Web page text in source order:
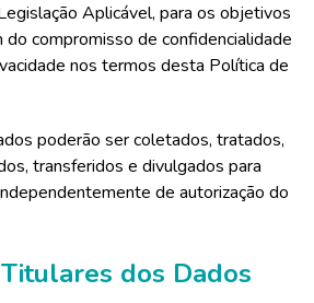
Aplicável, para os objetivos
do compromisso de confidencialidade
nos termos desta Política de
poderão ser coletados, tratados,
transferidos e divulgados para
de autorização do
dos Dados